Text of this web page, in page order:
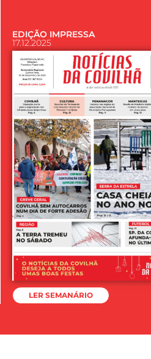
EDIÇÃO IMPRESSA
17.12.2025
LER SEMANÁRIO